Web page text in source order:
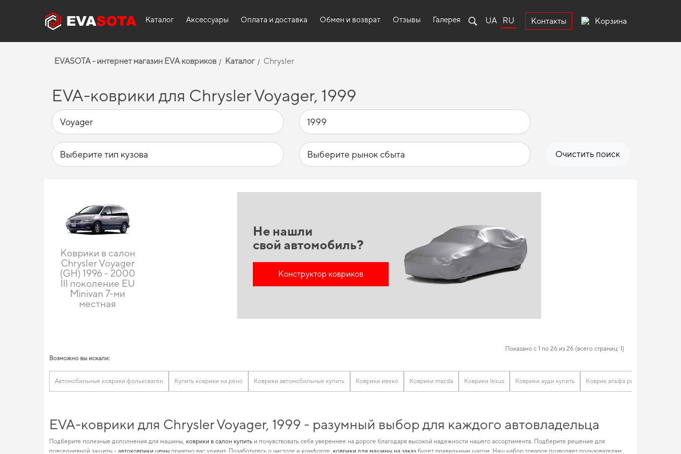
Каталог Аксессуары Оплата и доставка Обмен и возврат Отзывы Галерея UA RU Контакты Корзина
EVASOTA - интернет магазин EVA ковриков Каталог Chrysler
EVA-коврики для Chrysler Voyager, 1999
Очистить поиск
Коврики в салон
Chrysler Voyager
(GH) 1996 - 2000
III поколение EU
Minivan 7-ми
местная
Не нашли
свой автомобиль?
Конструктор ковриков
Показано с 1 по 26 из 26 (всего страниц: 1)
Возможно вы искали:
Автомобильные коврики фольксваген Купить коврики на рено Коврики автомобильные купить Коврики ивеко Коврики mazda Коврики lexus Коврики ауди купить Коврик альфа ромео
EVA-коврики для Chrysler Voyager, 1999 - разумный выбор для каждого автовладельца
Подберите полезные дополнения для машины, коврики в салон купить и почувствовать себя увереннее на дороге благодаря высокой надежности нашего ассортимента. Подберите решение для
повседневной защиты - автоковрики цены приятно вас удивит. Позаботьтесь о чистоте и комфорте, коврики для машины на заказ будет правильным шагом. Наш набор товаров позволяет пользователям